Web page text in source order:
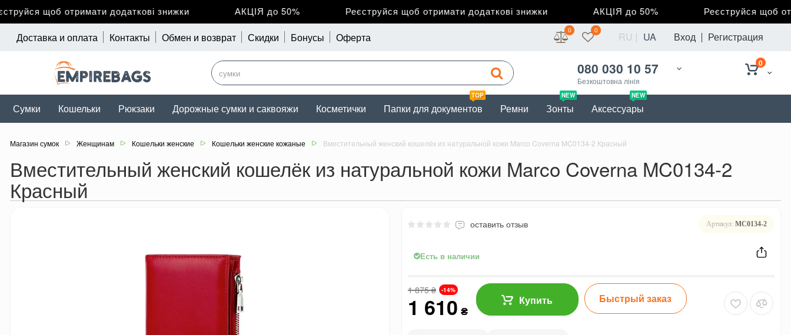
щоб отримати додаткові знижки АКЦІЯ до 50% Реєструйся щоб отримати додаткові знижки АКЦІЯ до 50% Реєструйся щоб
Доставка и оплата Контакты Обмен и возврат Скидки Бонусы Оферта Вход Регистрация
0 0 RU UA
080 030 10 57
Безкоштовна лінія
0
Сумки Кошельки Рюкзаки Дорожные сумки и саквояжи Косметички
TOP
Папки для документов Ремни
NEW
Зонты
NEW
Аксессуары
Магазин сумок Женщинам Кошельки женские Кошельки женские кожаные Вместительный женский кошелёк из натуральной кожи Marco Coverna MC0134-2 Красный
Вместительный женский кошелёк из натуральной кожи Marco Coverna MC0134-2
Красный
оставить отзыв Артикул: MC0134-2
Есть в наличии
1 875₴ -14%
1 610 ₴
Купить Быстрый заказ